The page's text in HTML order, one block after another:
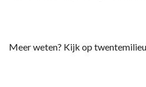
Meer weten? Kijk op